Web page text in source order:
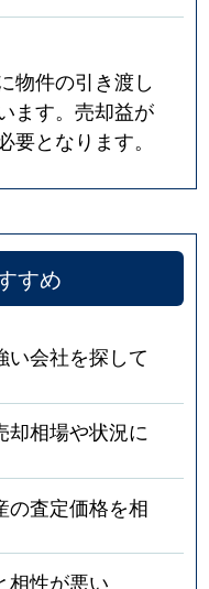
物件の引き渡し
ます。売却益が
となります。
すめ
い会社を探して
却相場や状況に
の査定価格を相
相性が悪い